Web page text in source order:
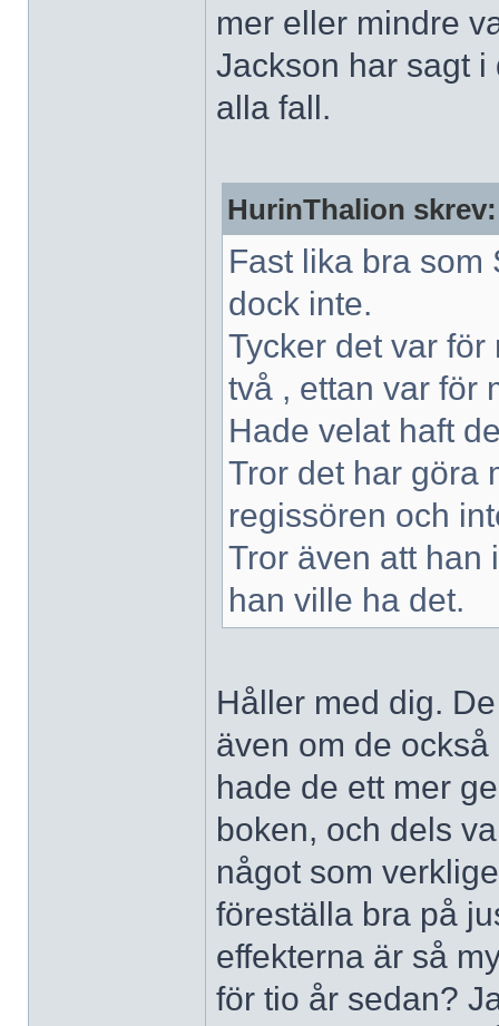
mer eller mindre
Jackson har sagt i
alla fall.
HurinThalion skrev:
Fast lika bra som
dock inte.
Tycker det var
två , ettan var för
Hade velat haft
Tror det har göra
regissören och
Tror även att han
han ville ha det.
Håller med dig.
även om de
hade de ett mer
boken, och dels
något som
föreställa bra på
effekterna är så
för tio år sedan?